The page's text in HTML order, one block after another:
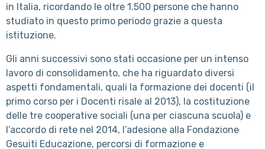
in Italia, ricordando le oltre 1.500 persone che hanno
studiato in questo primo periodo grazie a questa
istituzione.
Gli anni successivi sono stati occasione per un intenso
lavoro di consolidamento, che ha riguardato diversi
aspetti fondamentali, quali la formazione dei docenti (il
primo corso per i Docenti risale al 2013), la costituzione
delle tre cooperative sociali (una per ciascuna scuola) e
l’accordo di rete nel 2014, l’adesione alla Fondazione
Gesuiti Educazione, percorsi di formazione e